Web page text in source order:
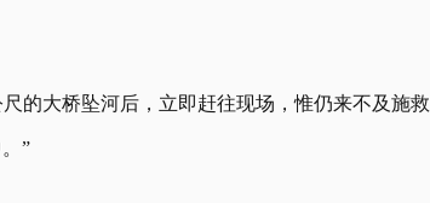
的大桥坠河后，立即赶往现场，惟仍来不及施
”